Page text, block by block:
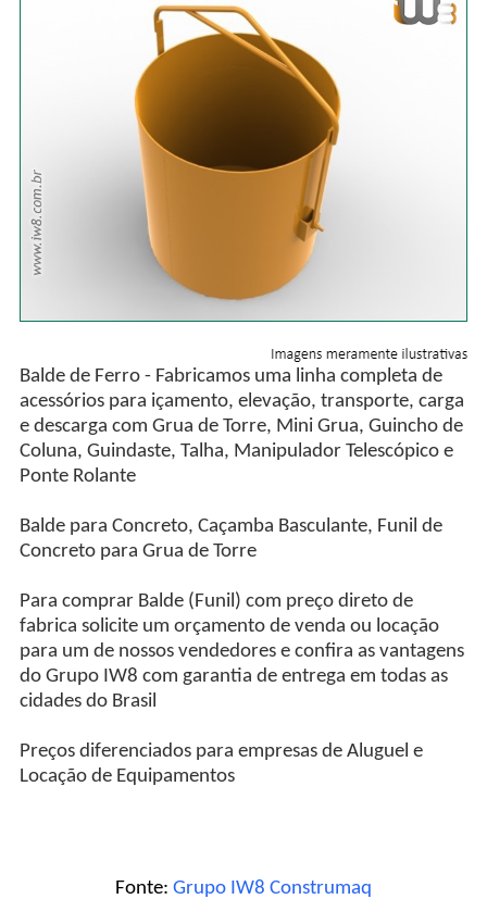
Balde de Ferro - Fabricamos uma linha completa de
acessórios para içamento, elevação, transporte, carga
e descarga com Grua de Torre, Mini Grua, Guincho de
Coluna, Guindaste, Talha, Manipulador Telescópico e
Ponte Rolante
Balde para Concreto, Caçamba Basculante, Funil de
Concreto para Grua de Torre
Para comprar Balde (Funil) com preço direto de
fabrica solicite um orçamento de venda ou locação
para um de nossos vendedores e confira as vantagens
do Grupo IW8 com garantia de entrega em todas as
cidades do Brasil
Preços diferenciados para empresas de Aluguel e
Locação de Equipamentos
Fonte: Grupo IW8 Construmaq